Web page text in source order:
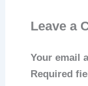
Leave a
Your email
Required